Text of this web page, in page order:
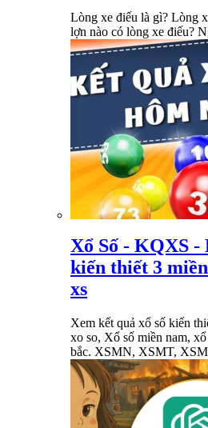
Lòng xe điếu là gì? Lòng
lợn nào có lòng xe điếu?
Xổ Số - KQXS -
kiến thiết 3
xs
Xem kết quả xổ số kiến
xo so, Xổ số miền nam,
bắc. XSMN, XSMT,